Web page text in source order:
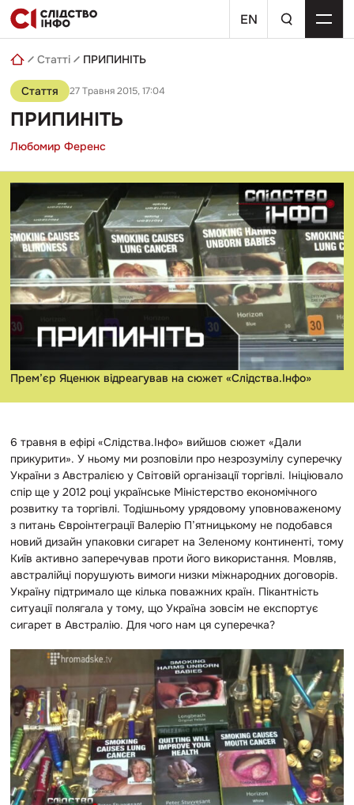
Skip
to
content
EN
пошуковий
запит
Статті ПРИПИНІТЬ
Стаття 27 Травня 2015, 17:04
ПРИПИНІТЬ
Любомир Ференс
Прем’єр Яценюк відреагував на сюжет «Слідства.Інфо»
6 травня в ефірі «Слідства.Інфо» вийшов сюжет «Дали
прикурити». У ньому ми розповіли про незрозумілу суперечку
України з Австралією у Світовій організації торгівлі. Ініціювало
спір ще у 2012 році українське Міністерство економічного
розвитку та торгівлі. Тодішньому урядовому уповноваженому
з питань Євроінтеграції Валерію П’ятницькому не подобався
новий дизайн упаковки сигарет на Зеленому континенті, тому
Київ активно заперечував проти його використання. Мовляв,
австралійці порушують вимоги низки міжнародних договорів.
Україну підтримало ще кілька поважних країн. Пікантність
ситуації полягала у тому, що Україна зовсім не експортує
сигарет в Австралію. Для чого нам ця суперечка?